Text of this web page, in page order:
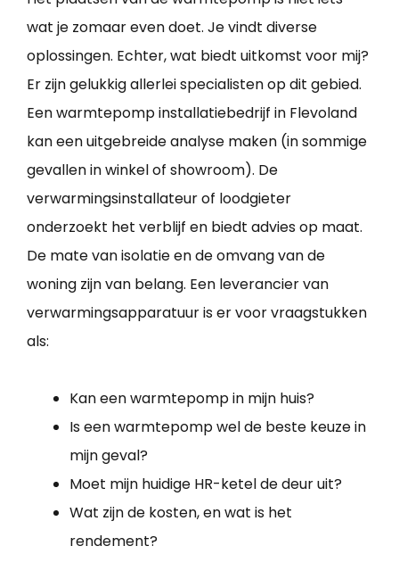
wat je zomaar even doet. Je vindt diverse
oplossingen. Echter, wat biedt uitkomst voor mij?
Er zijn gelukkig allerlei specialisten op dit gebied.
Een warmtepomp installatiebedrijf in Flevoland
kan een uitgebreide analyse maken (in sommige
gevallen in winkel of showroom). De
verwarmingsinstallateur of loodgieter
onderzoekt het verblijf en biedt advies op maat.
De mate van isolatie en de omvang van de
woning zijn van belang. Een leverancier van
verwarmingsapparatuur is er voor vraagstukken
als:
Kan een warmtepomp in mijn huis?
Is een warmtepomp wel de beste keuze in
mijn geval?
Moet mijn huidige HR-ketel de deur uit?
Wat zijn de kosten, en wat is het
rendement?